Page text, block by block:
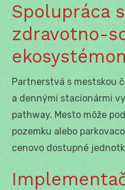
Spolupráca
zdravotno-
Partnerstvá s mestskou
a dennými stacionármi
pathway. Mesto môže
pozemku alebo
cenovo dostupné